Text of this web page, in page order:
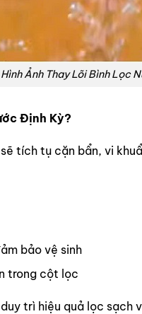
Hình Ảnh Thay Lõi Bình Lọc
Định Kỳ?
tích tụ cặn bẩn, vi
bảo vệ sinh
trong cột lọc
trì hiệu quả lọc sạch